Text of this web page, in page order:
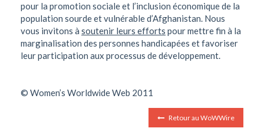
pour la promotion sociale et l’inclusion économique de la
population sourde et vulnérable d’Afghanistan. Nous
vous invitons à soutenir leurs efforts pour mettre fin à la
marginalisation des personnes handicapées et favoriser
leur participation aux processus de développement.
© Women’s Worldwide Web 2011
Retour au WoWWire